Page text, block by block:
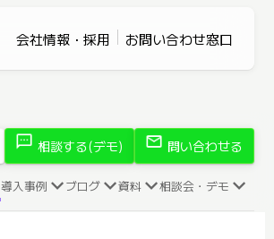
会社情報・採用 お問い合わせ窓口
sms 相談する(デモ) mail 問い合わせる
導入事例 ブログ 資料 相談会・デモ